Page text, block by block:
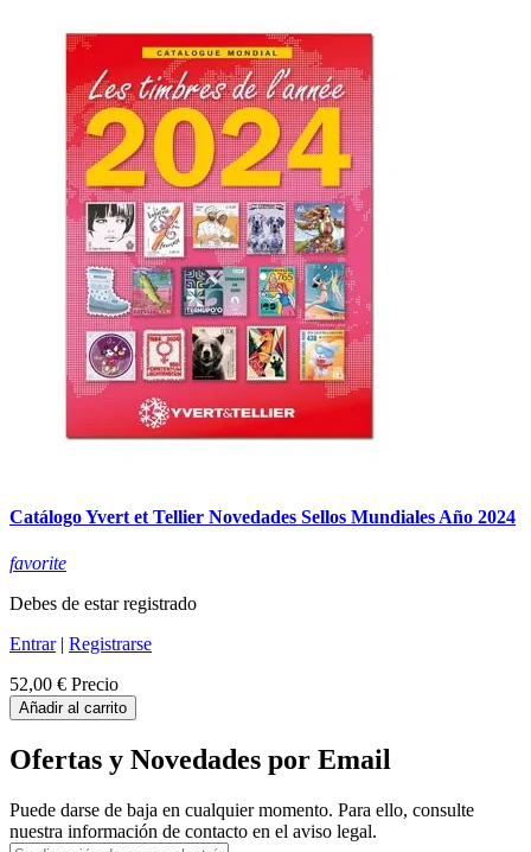
Catálogo Yvert et Tellier Novedades Sellos Mundiales Año 2024
favorite
Debes de estar registrado
Entrar| Registrarse
52,00 € Precio
Añadir al carrito
Ofertas y Novedades por Email
Puede darse de baja en cualquier momento. Para ello, consulte
nuestra información de contacto en el aviso legal.